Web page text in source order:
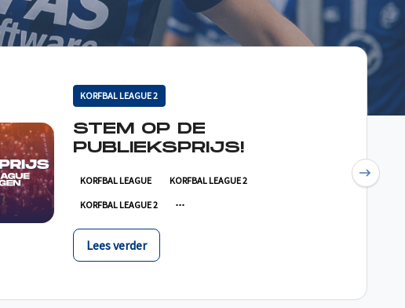
KORFBAL LEAGUE 2
STEM OP DE
PUBLIEKSPRIJS!
KORFBAL LEAGUE KORFBAL LEAGUE 2
KORFBAL LEAGUE 2
Lees verder
Next